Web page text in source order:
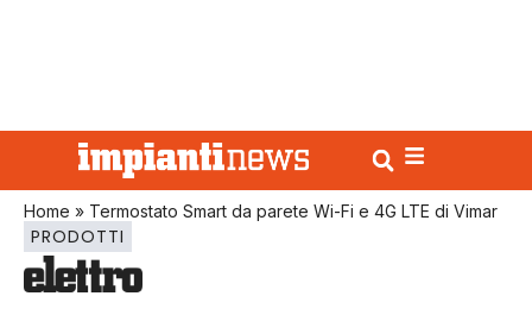
Home » Termostato Smart da parete Wi-Fi e 4G LTE di Vimar
PRODOTTI